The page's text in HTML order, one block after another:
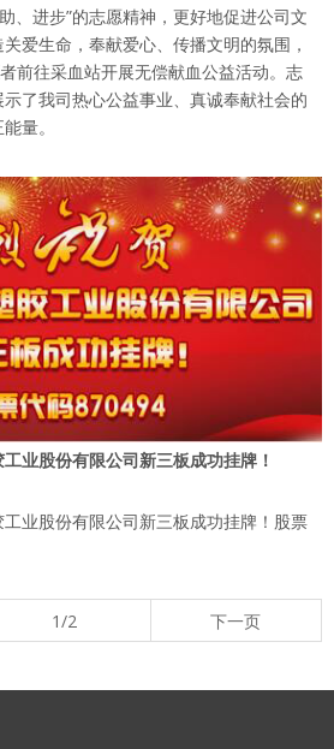
、进步”的志愿精神，更好地促进公司文
爱生命，奉献爱心、传播文明的氛围，
前往采血站开展无偿献血公益活动。志
了我司热心公益事业、真诚奉献社会的
量。
业股份有限公司新三板成功挂牌！
业股份有限公司新三板成功挂牌！股票
1/2 下一页